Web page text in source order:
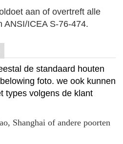
aan of overtreft alle
ANSI/ICEA S-76-474.
de standaard houten
foto. we ook kunnen
types volgens de klant
Shanghai of andere poorten